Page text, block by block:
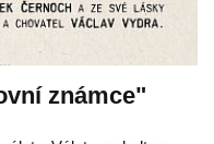
známce"